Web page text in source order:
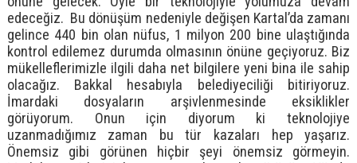
edeceğiz. Bu dönüşüm nedeniyle değişen Kartal’da zamanı
gelince 440 bin olan nüfus, 1 milyon 200 bine ulaştığında
kontrol edilemez durumda olmasının önüne geçiyoruz. Biz
mükelleflerimizle ilgili daha net bilgilere yeni bina ile sahip
olacağız. Bakkal hesabıyla belediyeciliği bitiriyoruz.
İmardaki dosyaların arşivlenmesinde eksiklikler
görüyorum. Onun için diyorum ki teknolojiye
uzanmadığımız zaman bu tür kazaları hep yaşarız.
Önemsiz gibi görünen hiçbir şeyi önemsiz görmeyin.